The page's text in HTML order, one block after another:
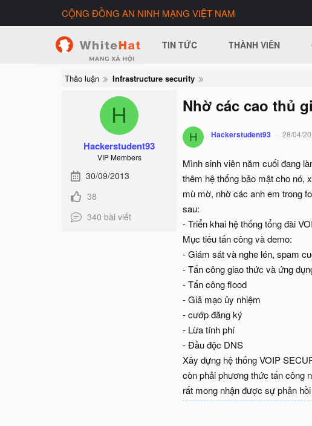
CỘNG ĐỒNG AN NINH MẠNG VIỆT NAM
TIN TỨC THÀNH VIÊN
Thảo luận Infrastructure security
H
Hackerstudent93
VIP Members
30/09/2013
38
340 bài viết
Nhờ các cao thủ
H Hackerstudent93 28/04/
Mình sinh viên năm cuối đang
thêm hệ thống bảo mật cho nó,
mù mờ, nhờ các anh em trong
sau:
- Triển khai hệ thống tổng đài
Mục tiêu tấn công và demo:
- Giám sát và nghe lén, spam
- Tấn công giao thức và ứng
- Tấn công flood
- Giả mạo ủy nhiệm
- cướp đăng ký
- Lừa tính phí
- Đầu độc DNS
Xây dựng hệ thống VOIP
còn phải phương thức tấn công
rất mong nhận được sự phản